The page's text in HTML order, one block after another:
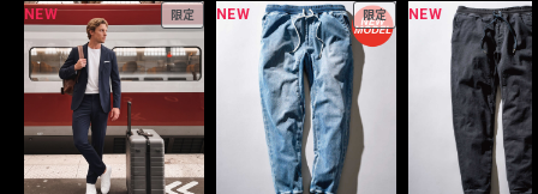
NEW 限定 NEW 限定 NEW